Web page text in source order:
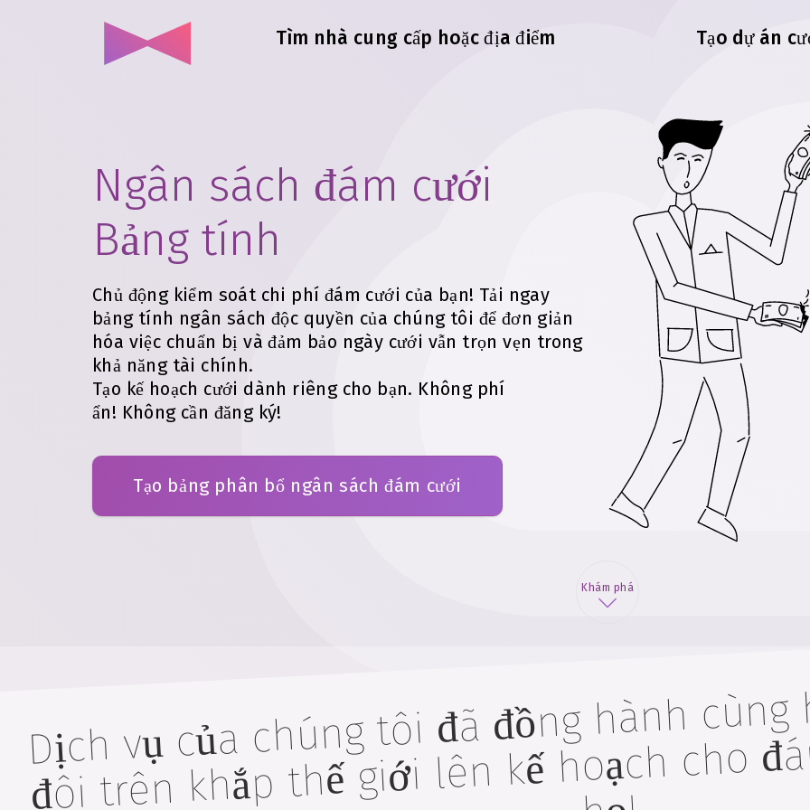
Tìm nhà cung cấp hoặc địa điểm Tạo dự án
Ngân sách đám cưới
Bảng tính
Chủ động kiểm soát chi phí đám cưới của bạn! Tải ngay
bảng tính ngân sách độc quyền của chúng tôi để đơn giản
hóa việc chuẩn bị và đảm bảo ngày cưới vẫn trọn vẹn trong
khả năng tài chính.
Tạo kế hoạch cưới dành riêng cho bạn. Không phí
ẩn! Không cần đăng ký!
Tạo bảng phân bổ ngân sách đám cưới
Khám phá
Dịch vụ của chúng tôi đã đồng hành
đôi trên khắp thế giới lên
m cưới
mơ